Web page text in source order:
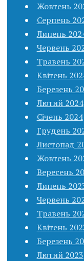
Жовтень
Серпень
Липень
Червень
Травень
Квітень
Березень
Лютий 2024
Січень 2024
Грудень
Листопад
Жовтень
Вересень
Липень
Червень
Травень
Квітень
Березень
Лютий 2023